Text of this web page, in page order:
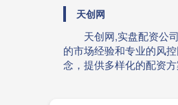
天创网
天创网,实盘配资公
的市场经验和专业的风
念，提供多样化的配资